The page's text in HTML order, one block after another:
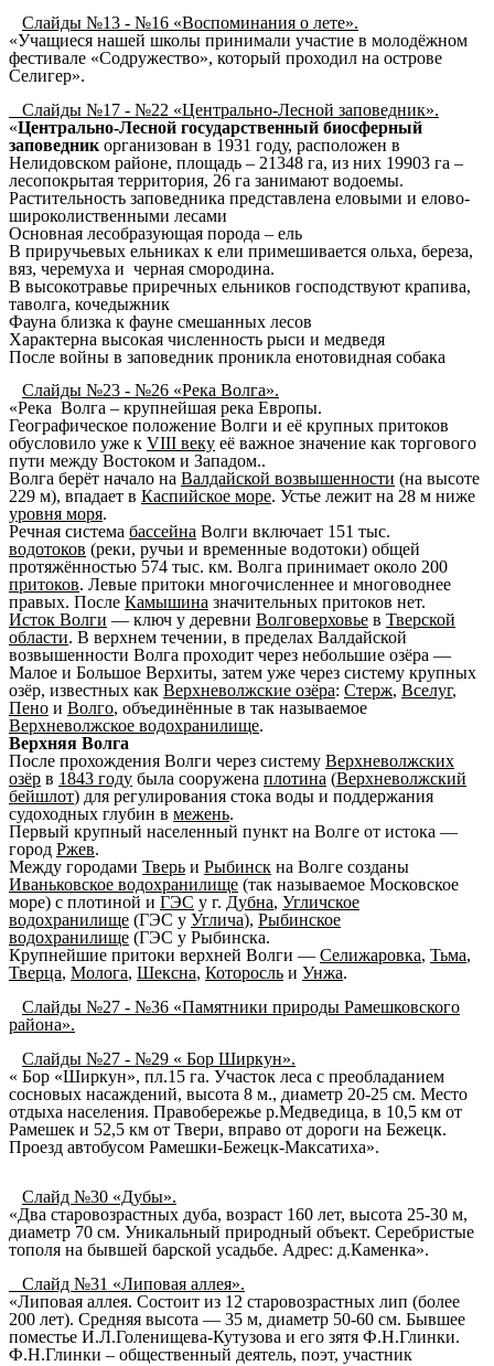
Слайды №13 - №16 «Воспоминания о лете».
«Учащиеся нашей школы принимали участие в молодёжном
фестивале «Содружество», который проходил на острове
Селигер».
Слайды №17 - №22 «Центрально-Лесной заповедник».
«Центрально-Лесной государственный биосферный
заповедник организован в 1931 году, расположен в
Нелидовском районе, площадь – 21348 га, из них 19903 га –
лесопокрытая территория, 26 га занимают водоемы.
Растительность заповедника представлена еловыми и елово-
широколиственными лесами
Основная лесобразующая порода – ель
В приручьевых ельниках к ели примешивается ольха, береза,
вяз, черемуха и черная смородина.
В высокотравье приречных ельников господствуют крапива,
таволга, кочедыжник
Фауна близка к фауне смешанных лесов
Характерна высокая численность рыси и медведя
После войны в заповедник проникла енотовидная собака
Слайды №23 - №26 «Река Волга».
«Река Волга – крупнейшая река Европы.
Географическое положение Волги и её крупных притоков
обусловило уже к VIII веку её важное значение как торгового
пути между Востоком и Западом..
Волга берёт начало на Валдайской возвышенности (на высоте
229 м), впадает в Каспийское море. Устье лежит на 28 м ниже
уровня моря.
Речная система бассейна Волги включает 151 тыс.
водотоков (реки, ручьи и временные водотоки) общей
протяжённостью 574 тыс. км. Волга принимает около 200
притоков. Левые притоки многочисленнее и многоводнее
правых. После Камышина значительных притоков нет.
Исток Волги — ключ у деревни Волговерховье в Тверской
области. В верхнем течении, в пределах Валдайской
возвышенности Волга проходит через небольшие озёра —
Малое и Большое Верхиты, затем уже через систему крупных
озёр, известных как Верхневолжские озёра: Стерж, Вселуг,
Пено и Волго, объединённые в так называемое
Верхневолжское водохранилище.
Верхняя Волга
После прохождения Волги через систему Верхневолжских
озёр в 1843 году была сооружена плотина (Верхневолжский
бейшлот) для регулирования стока воды и поддержания
судоходных глубин в межень.
Первый крупный населенный пункт на Волге от истока —
город Ржев.
Между городами Тверь и Рыбинск на Волге созданы
Иваньковское водохранилище (так называемое Московское
море) с плотиной и ГЭС у г. Дубна, Угличское
водохранилище (ГЭС у Углича), Рыбинское
водохранилище (ГЭС у Рыбинска.
Крупнейшие притоки верхней Волги — Селижаровка, Тьма,
Тверца, Молога, Шексна, Которосль и Унжа.
Слайды №27 - №36 «Памятники природы Рамешковского
района».
Слайды №27 - №29 « Бор Ширкун».
« Бор «Ширкун», пл.15 га. Участок леса с преобладанием
сосновых насаждений, высота 8 м., диаметр 20-25 см. Место
отдыха населения. Правобережье р.Медведица, в 10,5 км от
Рамешек и 52,5 км от Твери, вправо от дороги на Бежецк.
Проезд автобусом Рамешки-Бежецк-Максатиха».
Слайд №30 «Дубы».
«Два старовозрастных дуба, возраст 160 лет, высота 25-30 м,
диаметр 70 см. Уникальный природный объект. Серебристые
тополя на бывшей барской усадьбе. Адрес: д.Каменка».
Слайд №31 «Липовая аллея».
«Липовая аллея. Состоит из 12 старовозрастных лип (более
200 лет). Средняя высота — 35 м, диаметр 50-60 см. Бывшее
поместье И.Л.Голенищева-Кутузова и его зятя Ф.Н.Глинки.
Ф.Н.Глинки – общественный деятель, поэт, участник